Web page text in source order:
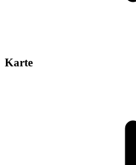
Karte